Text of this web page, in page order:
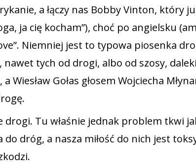
a łączy nas Bobby Vinton, który
ja cię kocham”), choć po angielsku
Niemniej jest to typowa piosenka
nawet tych od drogi, albo od szosy,
Wiesław Gołas głosem Wojciecha
drogi. Tu właśnie jednak problem tkwi
dróg, a nasza miłość do nich jest